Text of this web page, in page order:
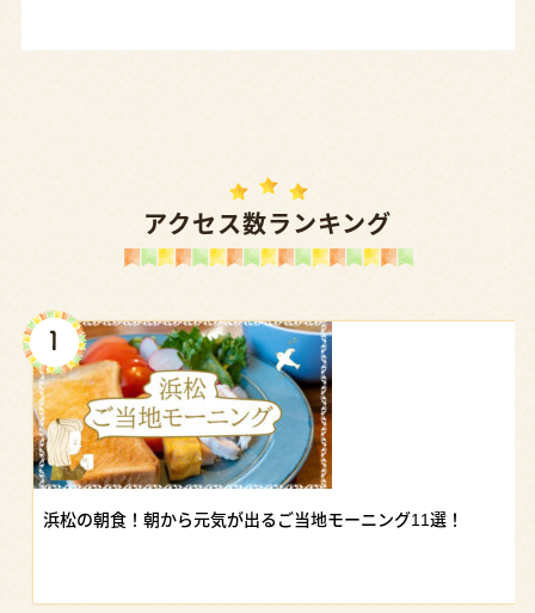
アクセス数ランキング
浜松の朝食！朝から元気が出るご当地モーニング11選！